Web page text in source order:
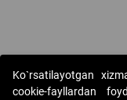
Ko`rsatilayotgan
cookie-fayllardan